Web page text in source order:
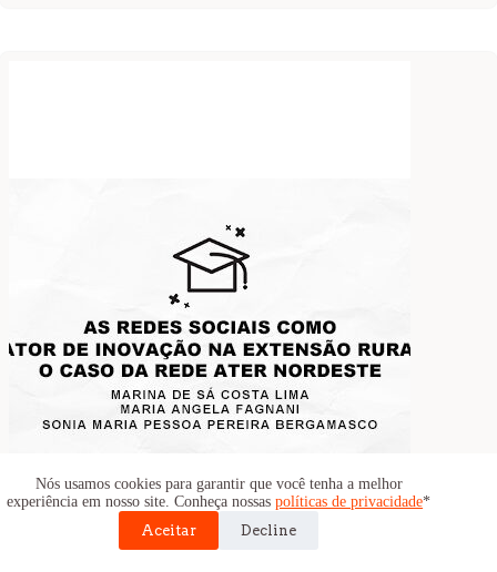
Nós usamos cookies para garantir que você tenha a melhor
experiência em nosso site. Conheça nossaspolíticas de privacidade*
Aceitar
Decline